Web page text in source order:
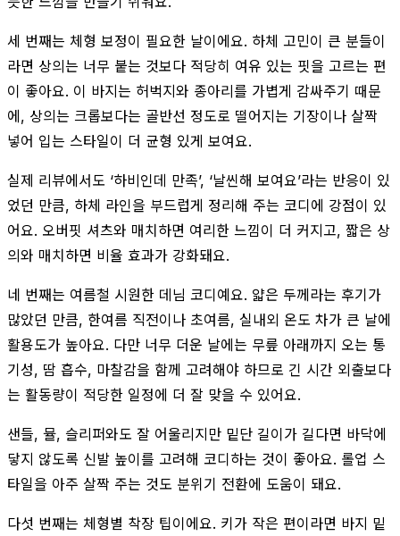
세 번째는 체형 보정이 필요한 날이에요. 하체 고민이 큰 분들이
라면 상의는 너무 붙는 것보다 적당히 여유 있는 핏을 고르는 편
이 좋아요. 이 바지는 허벅지와 종아리를 가볍게 감싸주기 때문
에, 상의는 크롭보다는 골반선 정도로 떨어지는 기장이나 살짝
넣어 입는 스타일이 더 균형 있게 보여요.
실제 리뷰에서도 ‘하비인데 만족’, ‘날씬해 보여요’라는 반응이 있
었던 만큼, 하체 라인을 부드럽게 정리해 주는 코디에 강점이 있
어요. 오버핏 셔츠와 매치하면 여리한 느낌이 더 커지고, 짧은 상
의와 매치하면 비율 효과가 강화돼요.
네 번째는 여름철 시원한 데님 코디예요. 얇은 두께라는 후기가
많았던 만큼, 한여름 직전이나 초여름, 실내외 온도 차가 큰 날에
활용도가 높아요. 다만 너무 더운 날에는 무릎 아래까지 오는 통
기성, 땀 흡수, 마찰감을 함께 고려해야 하므로 긴 시간 외출보다
는 활동량이 적당한 일정에 더 잘 맞을 수 있어요.
샌들, 뮬, 슬리퍼와도 잘 어울리지만 밑단 길이가 길다면 바닥에
닿지 않도록 신발 높이를 고려해 코디하는 것이 좋아요. 롤업 스
타일을 아주 살짝 주는 것도 분위기 전환에 도움이 돼요.
다섯 번째는 체형별 착장 팁이에요. 키가 작은 편이라면 바지 밑